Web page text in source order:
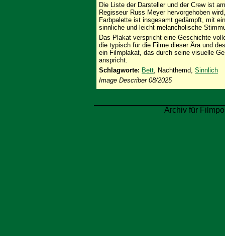
Die Liste der Darsteller und der Crew ist
Regisseur Russ Meyer hervorgehoben
Farbpalette ist insgesamt gedämpft, mit
sinnliche und leicht melancholische
Das Plakat verspricht eine Geschichte
die typisch für die Filme dieser Ära und
ein Filmplakat, das durch seine visuelle
anspricht.
Schlagworte: Bett, Nachthemd, Sinnlich
Image Describer 08/2025
Archiv für